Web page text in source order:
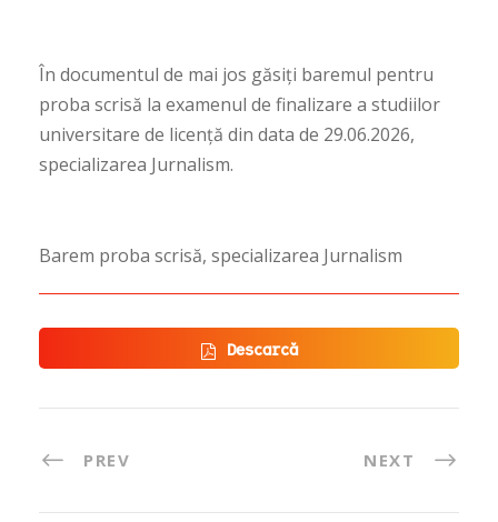
În documentul de mai jos găsiți baremul pentru
proba scrisă la examenul de finalizare a studiilor
universitare de licență din data de 29.06.2026,
specializarea Jurnalism.
Barem proba scrisă, specializarea Jurnalism
Descarcă
PREV NEXT